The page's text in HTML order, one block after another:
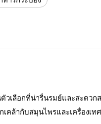
ตัวเลือกที่น่ารื่นรมย์และสะ
คล้ากับสมุนไพรและเครื่องเ